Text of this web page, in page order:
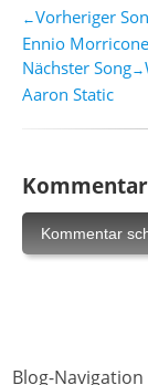
←Vorheriger
Ennio Morricone
Nächster Song→
Aaron Static
Blog-Navigation